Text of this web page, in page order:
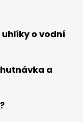
uhlíky o vodní
a